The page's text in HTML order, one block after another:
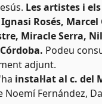
Les artistes i
Rosés, Marcel
Miracle Serra,
Podeu
adjunt.
instal·lat al c. del
Noemí Fernández,